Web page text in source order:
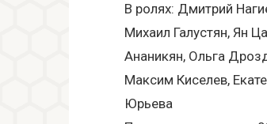
В ролях: Дмитрий
Михаил Галустян, Ян
Ананикян, Ольга
Максим Киселев,
Юрьева